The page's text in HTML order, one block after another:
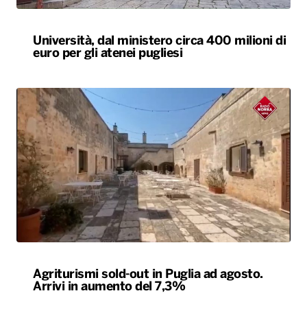
Università, dal ministero circa 400 milioni di
euro per gli atenei pugliesi
Agriturismi sold-out in Puglia ad agosto.
Arrivi in aumento del 7,3%